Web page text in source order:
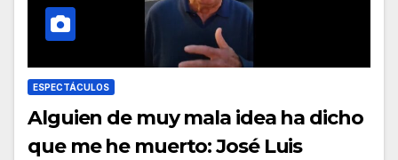
ESPECTÁCULOS
Alguien de muy mala idea ha dicho
que me he muerto: José Luis